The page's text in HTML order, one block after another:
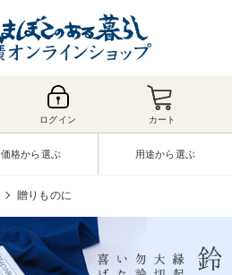
ログイン カート
価格から選ぶ 用途から選ぶ
贈りものに